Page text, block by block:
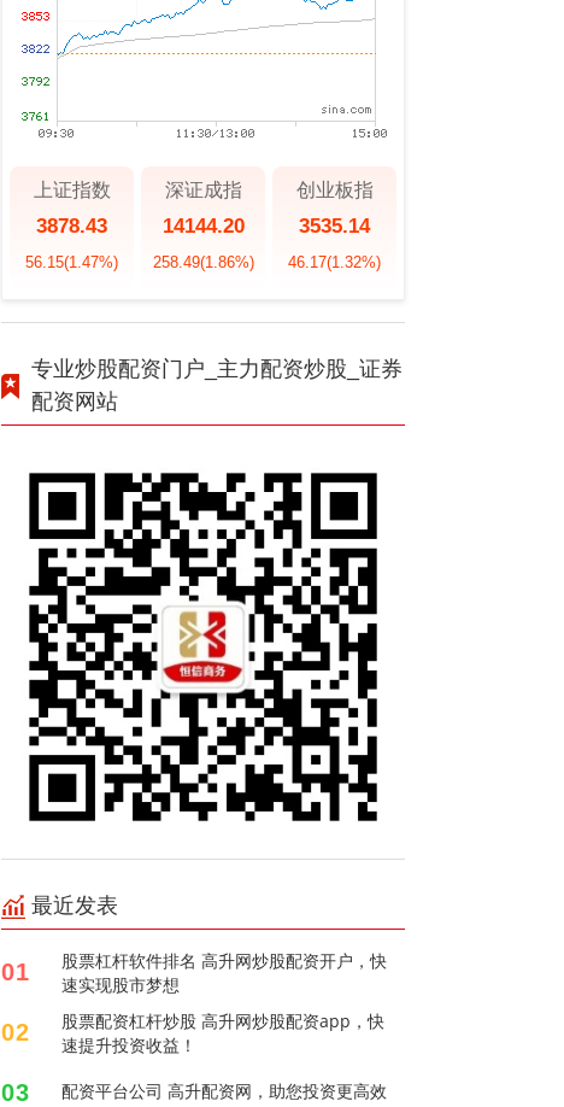
上证指数
3878.43
56.15(1.47%)
深证成指
14144.20
258.49(1.86%)
创业板指
3535.14
46.17(1.32%)
专业炒股配资门户_主力配资炒股_证券
配资网站
最近发表
01
股票杠杆软件排名 高升网炒股配资开户，快
速实现股市梦想
02
股票配资杠杆炒股 高升网炒股配资app，快
速提升投资收益！
03 配资平台公司 高升配资网，助您投资更高效